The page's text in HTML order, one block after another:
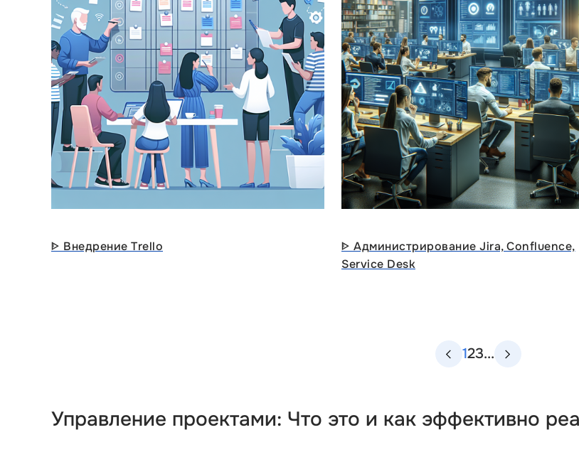
ᐈ Внедрение Trello
ᐈ Администрирование Jira, Confluence,
Service Desk
123...
Управление проектами: Что это и как эффективно